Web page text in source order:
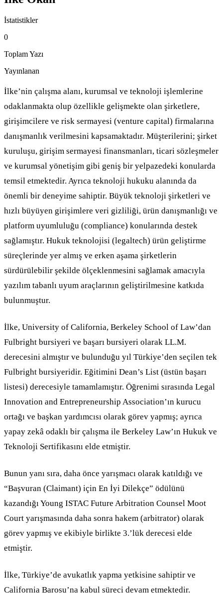
İstatistikler
0
Toplam Yazı
Yayınlanan
İlke’nin çalışma alanı, kurumsal ve teknoloji işlemlerine
odaklanmakta olup özellikle gelişmekte olan şirketlere,
girişimcilere ve risk sermayesi (venture capital) firmalarına
danışmanlık verilmesini kapsamaktadır. Müşterilerini; şirket
kuruluşu, girişim sermayesi finansmanları, ticari sözleşmeler
ve kurumsal yönetişim gibi geniş bir yelpazedeki konularda
temsil etmektedir. Ayrıca teknoloji hukuku alanında da
önemli bir deneyime sahiptir. Büyük teknoloji şirketleri ve
hızlı büyüyen girişimlere veri gizliliği, ürün danışmanlığı ve
platform uyumluluğu (compliance) konularında destek
sağlamıştır. Hukuk teknolojisi (legaltech) ürün geliştirme
süreçlerinde yer almış ve erken aşama şirketlerin
sürdürülebilir şekilde ölçeklenmesini sağlamak amacıyla
yazılım tabanlı uyum araçlarının geliştirilmesine katkıda
bulunmuştur.
İlke, University of California, Berkeley School of Law’dan
Fulbright bursiyeri ve başarı bursiyeri olarak LL.M.
derecesini almıştır ve bulunduğu yıl Türkiye’den seçilen tek
Fulbright bursiyeridir. Eğitimini Dean’s List (üstün başarı
listesi) derecesiyle tamamlamıştır. Öğrenimi sırasında Legal
Innovation and Entrepreneurship Association’ın kurucu
ortağı ve başkan yardımcısı olarak görev yapmış; ayrıca
yapay zekâ odaklı bir çalışma ile Berkeley Law’ın Hukuk ve
Teknoloji Sertifikasını elde etmiştir.
Bunun yanı sıra, daha önce yarışmacı olarak katıldığı ve
“Başvuran (Claimant) için En İyi Dilekçe” ödülünü
kazandığı Young ISTAC Future Arbitration Counsel Moot
Court yarışmasında daha sonra hakem (arbitrator) olarak
görev yapmış ve ekibiyle birlikte 3.’lük derecesi elde
etmiştir.
İlke, Türkiye’de avukatlık yapma yetkisine sahiptir ve
California Barosu’na kabul süreci devam etmektedir.